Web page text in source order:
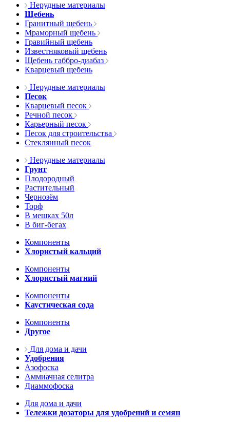
Нерудные материалы
Щебень
Гранитный щебень
Мраморный щебень
Гравийный щебень
Известняковый щебень
Щебень габбро-диабаз
Кварцевый щебень
Нерудные материалы
Песок
Кварцевый песок
Речной песок
Карьерный песок
Песок для строительства
Стеклянный песок
Нерудные материалы
Грунт
Плодородный
Растительный
Чернозём
Торф
В мешках 50л
В биг-бегах
Компоненты
Хлористый кальций
Компоненты
Хлористый магний
Компоненты
Каустическая сода
Компоненты
Другое
Для дома и дачи
Удобрения
Азофоска
Аммиачная селитра
Диаммофоска
Для дома и дачи
Тележки дозаторы для удобрений и семян